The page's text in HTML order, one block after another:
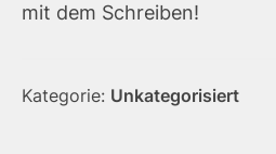
mit dem Schreiben!
Kategorie: Unkategorisiert